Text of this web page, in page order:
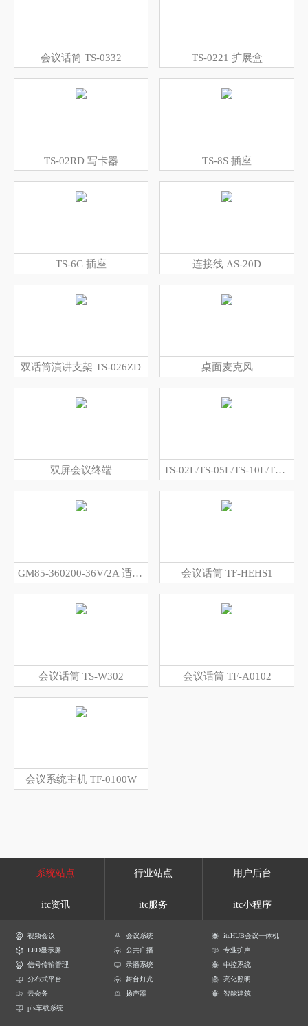
会议话筒 TS-0332 TS-0221 扩展盒
TS-02RD 写卡器 TS-8S 插座
TS-6C 插座 连接线 AS-20D
双话筒演讲支架 TS-026ZD 桌面麦克风
双屏会议终端 TS-02L/TS-05L/TS-10L/TS-20L/TS-50L/TS-100L 连接线
GM85-360200-36V/2A 适配器 会议话筒 TF-HEHS1
会议话筒 TS-W302 会议话筒 TF-A0102
会议系统主机 TF-0100W
系统站点 行业站点 用户后台
itc资讯 itc服务 itc小程序
视频会议 会议系统
itcHUB会议一体机
LED显示屏
公共广播
专业扩声
信号传输管理
录播系统
中控系统
分布式平台
舞台灯光
亮化照明
云会务
扬声器
智能建筑
pis车载系统